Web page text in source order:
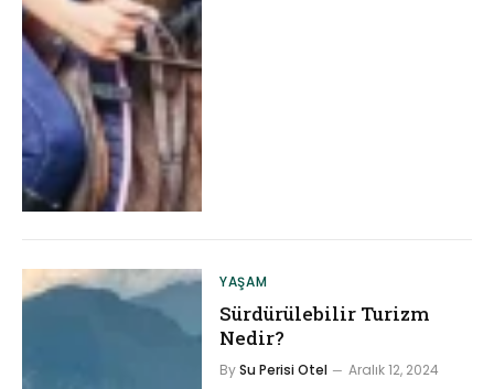
YAŞAM
Sürdürülebilir Turizm
Nedir?
BySu Perisi Otel Aralık 12, 2024